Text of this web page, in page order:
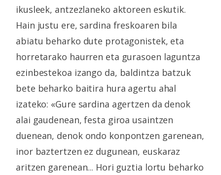
ikusleek, antzezlaneko aktoreen eskutik.
Hain justu ere, sardina freskoaren bila
abiatu beharko dute protagonistek, eta
horretarako haurren eta gurasoen laguntza
ezinbestekoa izango da, baldintza batzuk
bete beharko baitira hura agertu ahal
izateko: «Gure sardina agertzen da denok
alai gaudenean, festa giroa usaintzen
duenean, denok ondo konpontzen garenean,
inor baztertzen ez dugunean, euskaraz
aritzen garenean... Hori guztia lortu beharko